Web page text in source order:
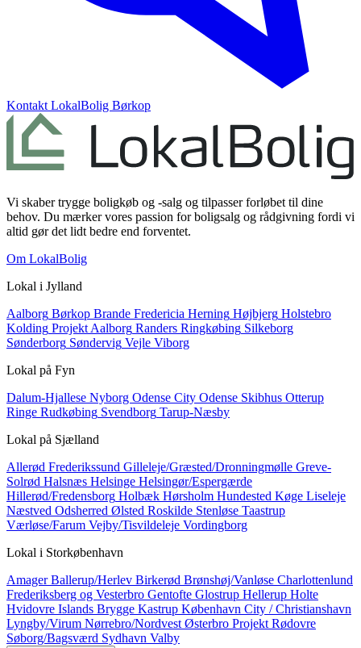
Kontakt LokalBolig Børkop
Vi skaber trygge boligkøb og -salg og tilpasser forløbet til dine
behov. Du mærker vores passion for boligsalg og rådgivning fordi vi
altid gør det lidt bedre end forventet.
Om LokalBolig
Lokal i Jylland
Aalborg Børkop Brande Fredericia Herning Højbjerg Holstebro
Kolding Projekt Aalborg Randers Ringkøbing Silkeborg
Sønderborg Søndervig Vejle Viborg
Lokal på Fyn
Dalum-Hjallese Nyborg Odense City Odense Skibhus Otterup
Ringe Rudkøbing Svendborg Tarup-Næsby
Lokal på Sjælland
Allerød Frederikssund Gilleleje/Græsted/Dronningmølle Greve-
Solrød Halsnæs Helsinge Helsingør/Espergærde
Hillerød/Fredensborg Holbæk Hørsholm Hundested Køge Liseleje
Næstved Odsherred Ølsted Roskilde Stenløse Taastrup
Værløse/Farum Vejby/Tisvildeleje Vordingborg
Lokal i Storkøbenhavn
AmagerBallerup/Herlev Birkerød Brønshøj/Vanløse Charlottenlund
Frederiksberg og Vesterbro Gentofte Glostrup Hellerup Holte
Hvidovre Islands Brygge Kastrup København City / Christianshavn
Lyngby/Virum Nørrebro/Nordvest Østerbro Projekt Rødovre
Søborg/Bagsværd Sydhavn Valby